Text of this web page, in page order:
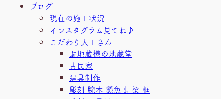
ブログ
現在の施工状況
インスタグラム見てね♪
こだわり大工さん
お地蔵様の地蔵堂
古民家
建具制作
彫刻 腕木 懸魚 虹梁 框